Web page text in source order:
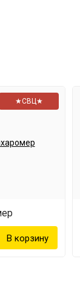
★СВЦ★